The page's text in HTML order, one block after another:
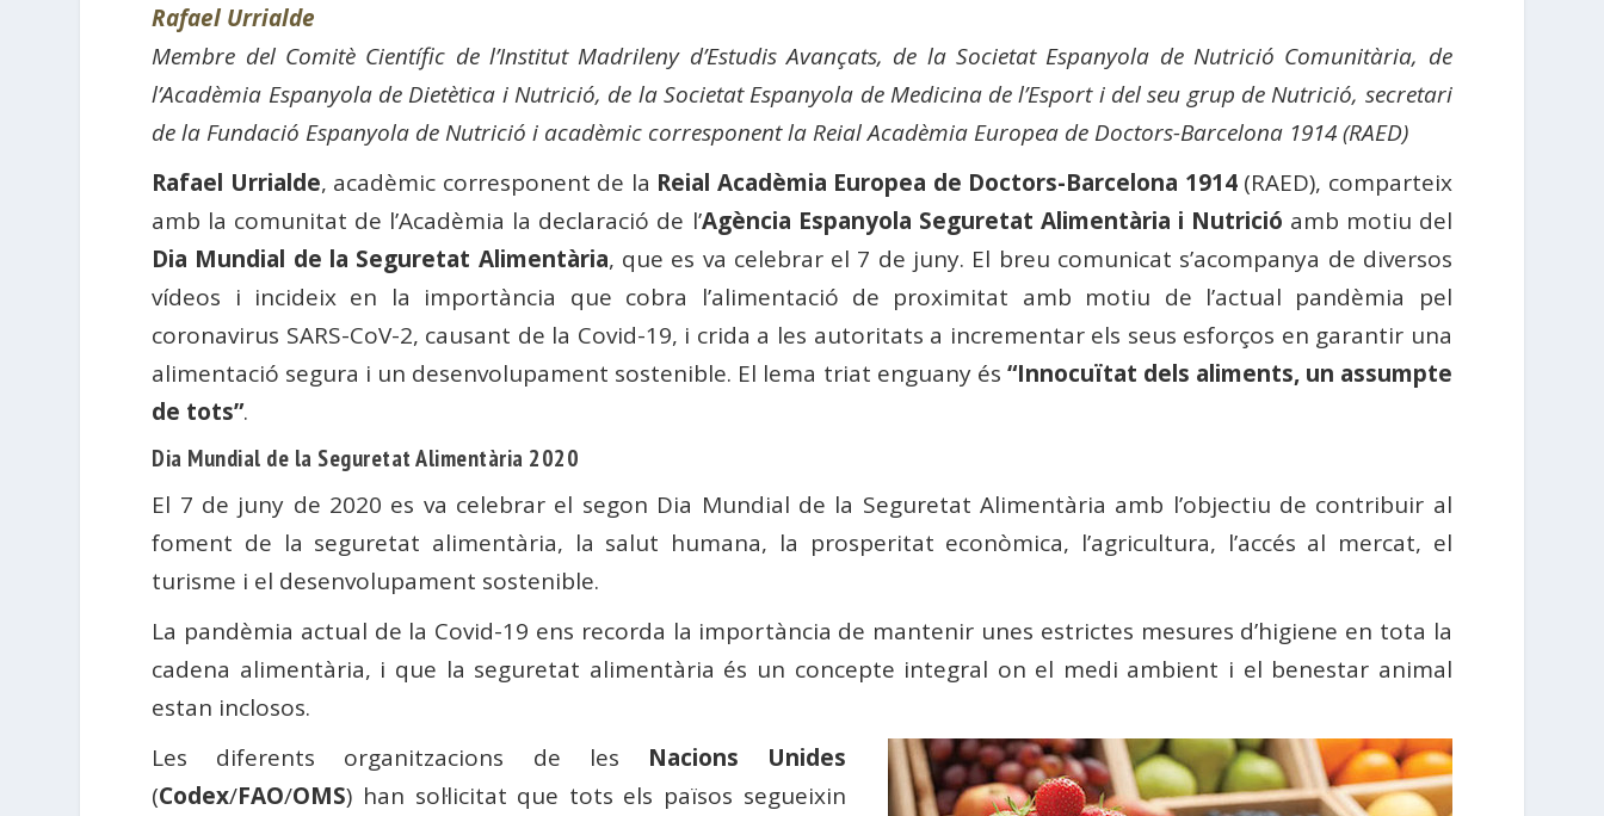
Rafael Urrialde
Membre del Comitè Científic de l’Institut Madrileny d’Estudis Avançats, de la Societat Espanyola de Nutrició Comunitària, de
l’Acadèmia Espanyola de Dietètica i Nutrició, de la Societat Espanyola de Medicina de l’Esport i del seu grup de Nutrició, secretari
de la Fundació Espanyola de Nutrició i acadèmic corresponent la Reial Acadèmia Europea de Doctors-Barcelona 1914 (RAED)
Rafael Urrialde, acadèmic corresponent de la Reial Acadèmia Europea de Doctors-Barcelona 1914(RAED), comparteix
amb la comunitat de l’Acadèmia la declaració de l’Agència Espanyola Seguretat Alimentària i Nutrició amb motiu del
Dia Mundial de la Seguretat Alimentària, que es va celebrar el 7 de juny. El breu comunicat s’acompanya de diversos
vídeos i incideix en la importància que cobra l’alimentació de proximitat amb motiu de l’actual pandèmia pel
coronavirus SARS-CoV-2, causant de la Covid-19, i crida a les autoritats a incrementar els seus esforços en garantir una
alimentació segura i un desenvolupament sostenible. El lema triat enguany és “Innocuïtat dels aliments, un assumpte
de tots”.
Dia Mundial de la Seguretat Alimentària 2020
El 7 de juny de 2020 es va celebrar el segon Dia Mundial de la Seguretat Alimentària amb l’objectiu de contribuir al
foment de la seguretat alimentària, la salut humana, la prosperitat econòmica, l’agricultura, l’accés al mercat, el
turisme i el desenvolupament sostenible.
La pandèmia actual de la Covid-19 ens recorda la importància de mantenir unes estrictes mesures d’higiene en tota la
cadena alimentària, i que la seguretat alimentària és un concepte integral on el medi ambient i el benestar animal
estan inclosos.
Les diferents organitzacions de les Nacions Unides
(Codex/FAO/OMS) han sol·licitat que tots els països segueixin